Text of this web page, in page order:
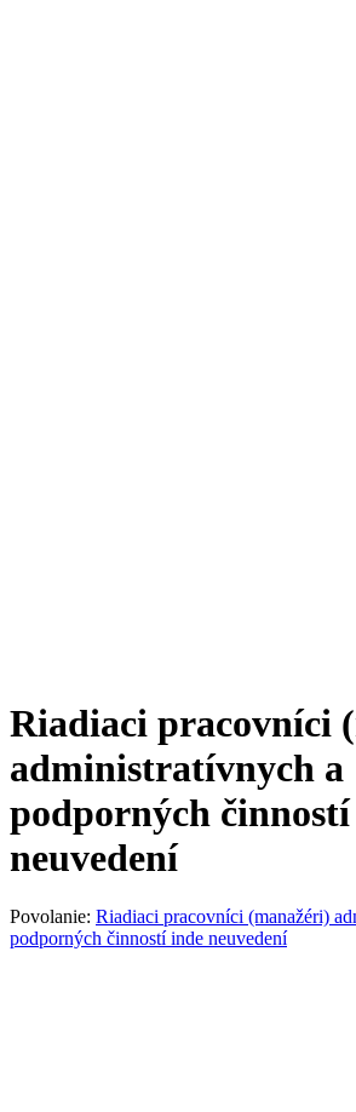
Riadiaci pracovníci
administratívnych a
podporných
neuvedení
Povolanie: Riadiaci pracovníci (manažéri)
podporných činností inde neuvedení